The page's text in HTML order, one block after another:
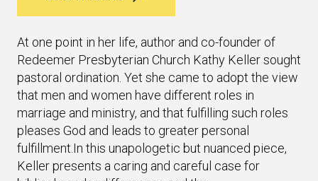
At one point in her life, author and co-founder of
Redeemer Presbyterian Church Kathy Keller sought
pastoral ordination. Yet she came to adopt the view
that men and women have different roles in
marriage and ministry, and that fulfilling such roles
pleases God and leads to greater personal
fulfillment.In this unapologetic but nuanced piece,
Keller presents a caring and careful case for